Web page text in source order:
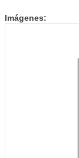
Imágenes: